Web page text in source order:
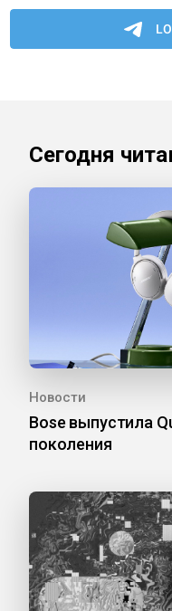
Сегодня
Новости
Bose выпустила
поколения